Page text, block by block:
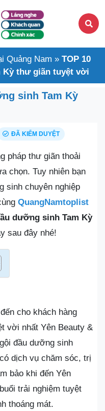
Quảng Nam » TOP 10
Kỳ thư giãn tuyệt vời
sinh Tam Kỳ
ĐÃ KIỂM DUYỆT
pháp thư giãn thoải
chọn. Tuy nhiên bạn
sinh chuyên nghiệp
QuangNamtoplist
dưỡng sinh Tam Kỳ
sau đây nhé!
cho khách hàng
vời nhất Yên Beauty &
đầu dưỡng sinh
dịch vụ chăm sóc, trị
bảo khi đến Yên
trải nghiệm tuyệt
thoáng mát.